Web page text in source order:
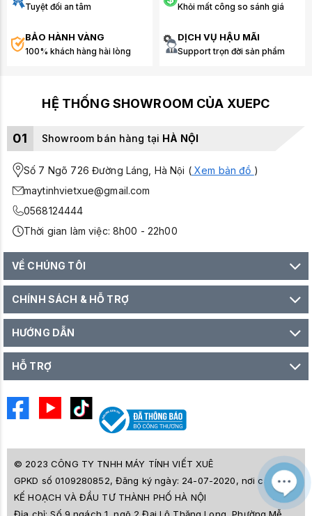
Tuyệt đối an tâm Khỏi mất công so sánh giá
BẢO HÀNH VÀNG
100% khách hàng hài lòng
DỊCH VỤ HẬU MÃI
Support trọn đời sản phẩm
HỆ THỐNG SHOWROOM CỦA XUEPC
01 Showroom bán hàng tại HÀ NỘI
Số 7 Ngõ 726 Đường Láng, Hà Nội (Xem bản đồ )
maytinhvietxue@gmail.com
0568124444
Thời gian làm việc: 8h00 - 22h00
VỀ CHÚNG TÔI
CHÍNH SÁCH & HỖ TRỢ
HƯỚNG DẪN
HỖ TRỢ
© 2023 CÔNG TY TNHH MÁY TÍNH VIẾT XUÊ
GPKD số 0109280852, Đăng ký ngày: 24-07-2020, nơi cấp SỞ
KẾ HOẠCH VÀ ĐẦU TƯ THÀNH PHỐ HÀ NỘI